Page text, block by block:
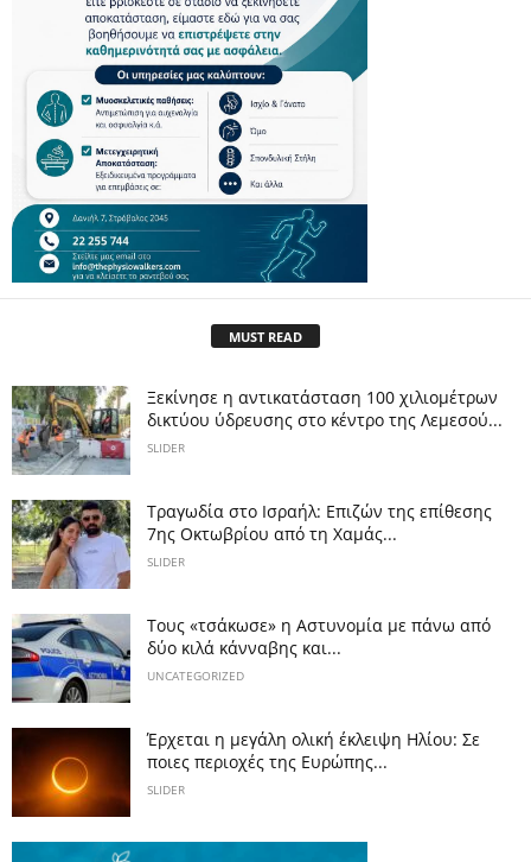
MUST READ
Ξεκίνησε η αντικατάσταση 100 χιλιομέτρων
δικτύου ύδρευσης στο κέντρο της Λεμεσού...
SLIDER
Τραγωδία στο Ισραήλ: Επιζών της επίθεσης
7ης Οκτωβρίου από τη Χαμάς...
SLIDER
Τους «τσάκωσε» η Αστυνομία με πάνω από
δύο κιλά κάνναβης και...
UNCATEGORIZED
Έρχεται η μεγάλη ολική έκλειψη Ηλίου: Σε
ποιες περιοχές της Ευρώπης...
SLIDER